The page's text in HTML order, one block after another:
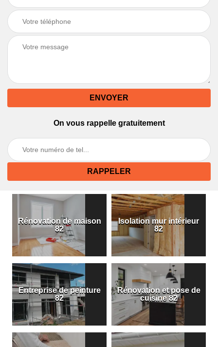
On vous rappelle gratuitement
Rénovation de maison
82
Isolation mur intérieur
82
Entreprise de peinture
82
Rénovation et pose de
cuisine 82